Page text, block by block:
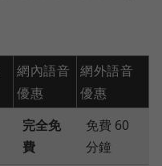
網內語音
優惠
網外語音
優惠
完全免
費
免費 60
分鐘